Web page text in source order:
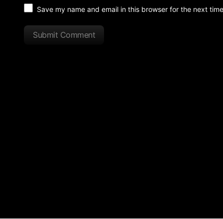
Save my name and email in this browser for the next
Submit Comment